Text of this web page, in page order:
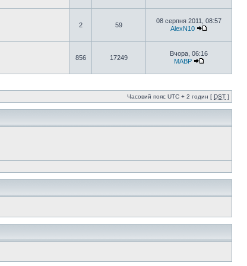
2 59
08 серпня 2011, 08:57
AlexN10
856 17249
Вчора, 06:16
MABP
Часовий пояс UTC + 2 годин [ DST ]